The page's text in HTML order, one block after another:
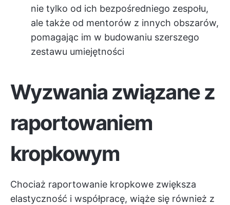
nie tylko od ich bezpośredniego zespołu,
ale także od mentorów z innych obszarów,
pomagając im w budowaniu szerszego
zestawu umiejętności
Wyzwania związane z
raportowaniem
kropkowym
Chociaż raportowanie kropkowe zwiększa
elastyczność i współpracę, wiąże się również z